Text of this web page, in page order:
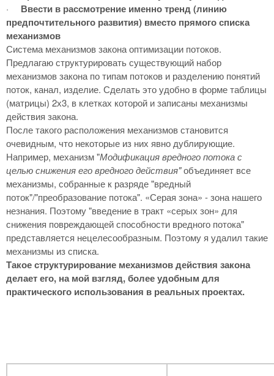
·
Ввести в рассмотрение именно тренд (линию
предпочтительного развития) вместо прямого списка
механизмов
Система механизмов закона оптимизации потоков.
Предлагаю структурировать существующий набор
механизмов закона по типам потоков и разделению понятий
поток, канал, изделие. Сделать это удобно в форме таблицы
(матрицы) 2х3, в клетках которой и записаны механизмы
действия закона.
После такого расположения механизмов становится
очевидным, что некоторые из них явно дублирующие.
Например, механизм "Модификация вредного потока с
целью снижения его вредного действия"объединяет все
механизмы, собранные к разряде "вредный
поток"/"преобразование потока". «Серая зона» - зона нашего
незнания. Поэтому "введение в тракт «серых зон» для
снижения повреждающей способности вредного потока"
представляется нецелесообразным. Поэтому я удалил такие
механизмы из списка.
Такое структурирование механизмов действия закона
делает его, на мой взгляд, более удобным для
практического использования в реальных проектах.